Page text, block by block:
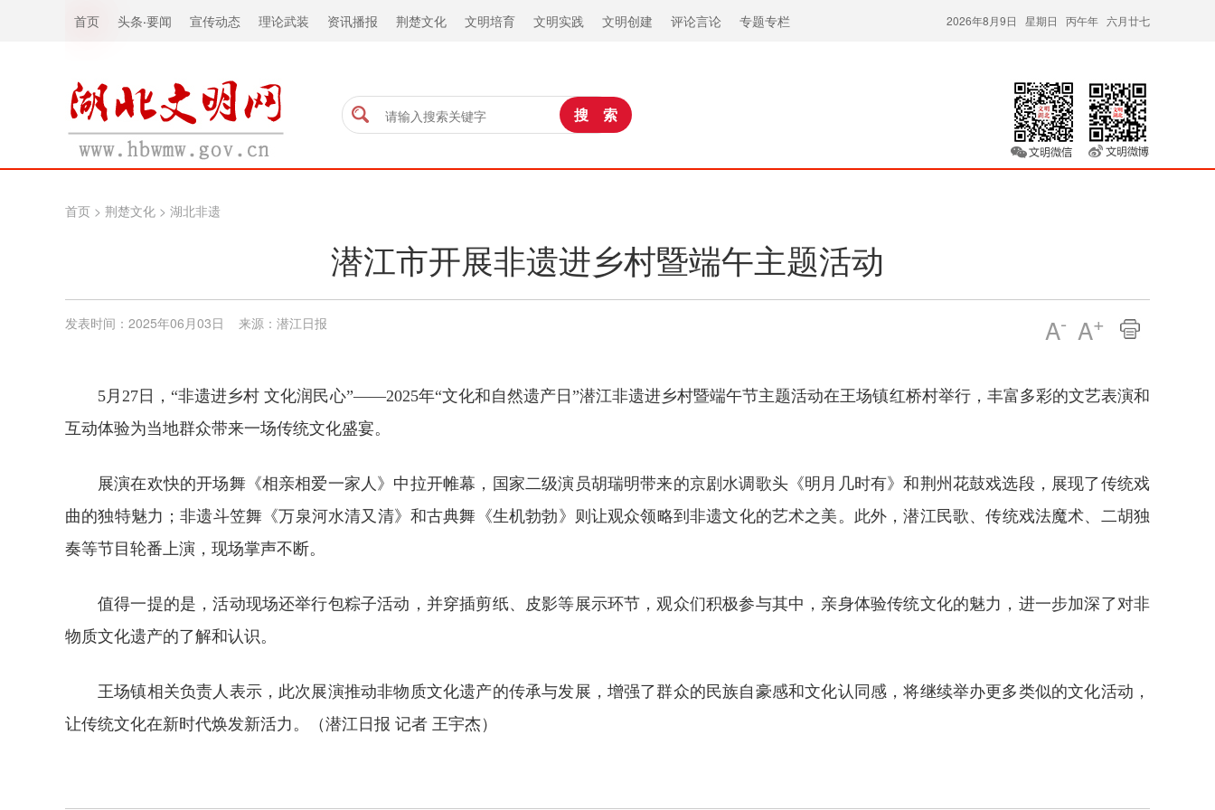
首页 头条·要闻 宣传动态 理论武装 资讯播报 荆楚文化 文明培育 文明实践 文明创建 评论言论 专题专栏 2026年8月9日 星期日 丙午年 六月廿七
首页 > 荆楚文化 > 湖北非遗
潜江市开展非遗进乡村暨端午主题活动
A- A+
发表时间：2025年06月03日 来源：潜江日报
5月27日，“非遗进乡村 文化润民心”——2025年“文化和自然遗产日”潜江非遗进乡村暨端午节主题活动在王场镇红桥村举行，丰富多彩的文艺表演和
互动体验为当地群众带来一场传统文化盛宴。
展演在欢快的开场舞《相亲相爱一家人》中拉开帷幕，国家二级演员胡瑞明带来的京剧水调歌头《明月几时有》和荆州花鼓戏选段，展现了传统戏
曲的独特魅力；非遗斗笠舞《万泉河水清又清》和古典舞《生机勃勃》则让观众领略到非遗文化的艺术之美。此外，潜江民歌、传统戏法魔术、二胡独
奏等节目轮番上演，现场掌声不断。
值得一提的是，活动现场还举行包粽子活动，并穿插剪纸、皮影等展示环节，观众们积极参与其中，亲身体验传统文化的魅力，进一步加深了对非
物质文化遗产的了解和认识。
王场镇相关负责人表示，此次展演推动非物质文化遗产的传承与发展，增强了群众的民族自豪感和文化认同感，将继续举办更多类似的文化活动，
让传统文化在新时代焕发新活力。
（潜江日报 记者 王宇杰）